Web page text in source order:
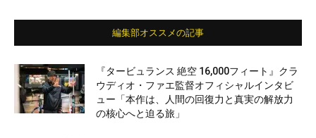
編集部オススメの記事
『タービュランス 絶空 16,000フィート』クラ
ウディオ・ファエ監督オフィシャルインタビ
ュー「本作は、人間の回復力と真実の解放力
の核心へと迫る旅」